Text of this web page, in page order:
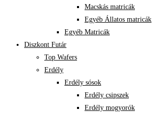
Macskás matricák
Egyéb Állatos matricák
Egyéb Matricák
Diszkont Futár
Top Wafers
Erdély
Erdély sósok
Erdély csipszek
Erdély mogyorók